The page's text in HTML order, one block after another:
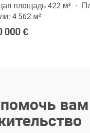
площадь 422 м²
4 562 м²
000 €
вам